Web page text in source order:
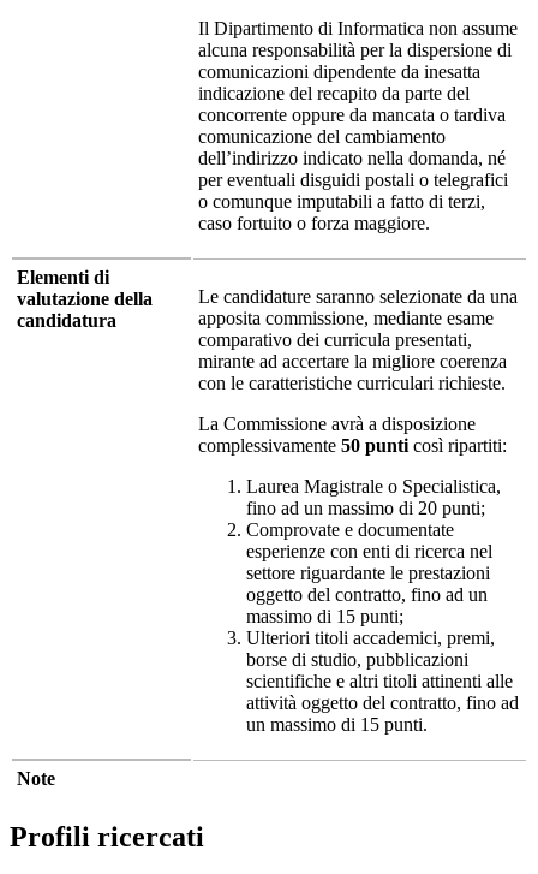
Il Dipartimento di Informatica non assume
alcuna responsabilità per la dispersione di
comunicazioni dipendente da inesatta
indicazione del recapito da parte del
concorrente oppure da mancata o tardiva
comunicazione del cambiamento
dell’indirizzo indicato nella domanda, né
per eventuali disguidi postali o telegrafici
o comunque imputabili a fatto di terzi,
caso fortuito o forza maggiore.
Elementi di
valutazione della
candidatura
Le candidature saranno selezionate da una
apposita commissione, mediante esame
comparativo dei curricula presentati,
mirante ad accertare la migliore coerenza
con le caratteristiche curriculari richieste.
La Commissione avrà a disposizione
complessivamente 50 punti così ripartiti:
Laurea Magistrale o Specialistica,
fino ad un massimo di 20 punti;
Comprovate e documentate
esperienze con enti di ricerca nel
settore riguardante le prestazioni
oggetto del contratto, fino ad un
massimo di 15 punti;
Ulteriori titoli accademici, premi,
borse di studio, pubblicazioni
scientifiche e altri titoli attinenti alle
attività oggetto del contratto, fino ad
un massimo di 15 punti.
Note
Profili ricercati